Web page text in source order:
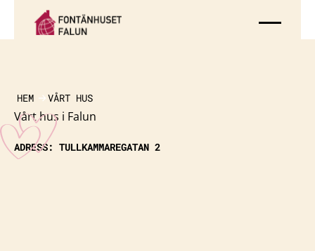
HEM VÅRT HUS
Vårt hus i Falun
ADRESS: TULLKAMMAREGATAN 2